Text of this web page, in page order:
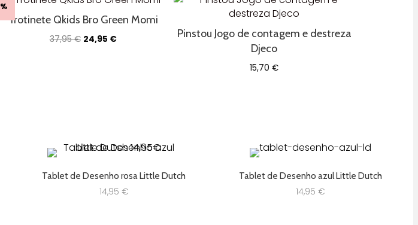
%
Trotinete Qkids Bro Green Momi
37,95€ O
24,95 €O
Pinstou Jogo de contagem e destreza
Djeco
15,70€
Tablet de Desenho rosa Little Dutch
14,95 €
Tablet de Desenho azul Little Dutch
14,95 €